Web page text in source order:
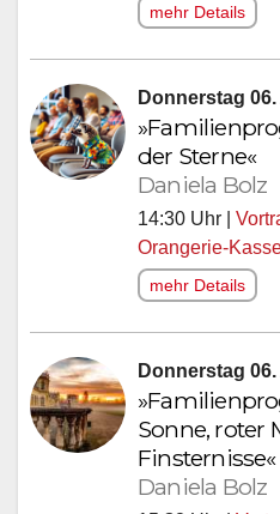
mehr Details
Donnerstag
der Sterne«
Daniela Bolz
14:30 Uhr |
Orangerie-
mehr Details
Donnerstag
Sonne, roter
Finsternisse«
Daniela Bolz